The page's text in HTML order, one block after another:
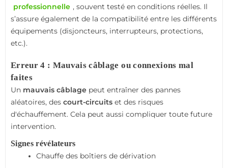
professionnelle , souvent testé en conditions réelles. Il
s’assure également de la compatibilité entre les différents
équipements (disjoncteurs, interrupteurs, protections,
etc.).
Erreur 4 : Mauvais câblage ou connexions mal
faites
Un mauvais câblage peut entraîner des pannes
aléatoires, des court-circuits et des risques
d'échauffement. Cela peut aussi compliquer toute future
intervention.
Signes révélateurs
Chauffe des boîtiers de dérivation